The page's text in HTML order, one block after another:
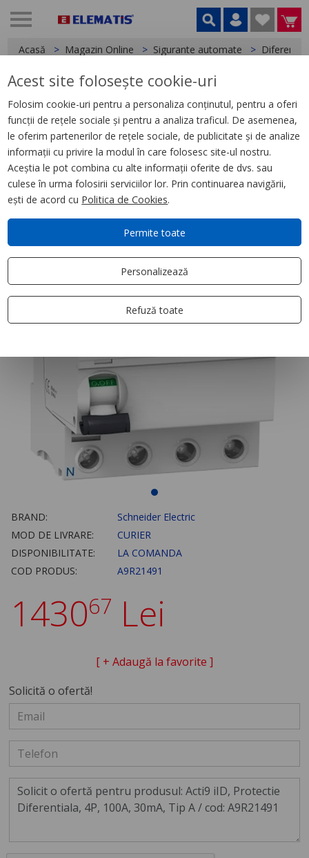
Acasă Magazin Online Sigurante automate
< Diferentiale
Acti9 iID, Protectie
Diferentiala, 4P, 100A, 30mA,
Tip A
BRAND:
Schneider Electric
MOD DE LIVRARE:
CURIER
DISPONIBILITATE:
LA COMANDA
COD PRODUS:
A9R21491
143067 Lei
[ + Adaugă la favorite ]
Solicită o ofertă!
Acest site folosește cookie-uri
Folosim cookie-uri pentru a personaliza conținutul, pentru a oferi
funcții de rețele sociale și pentru a analiza traficul. De asemenea,
le oferim partenerilor de rețele sociale, de publicitate și de analize
informații cu privire la modul în care folosesc site-ul nostru.
Aceștia le pot combina cu alte informații oferite de dvs. sau
culese în urma folosirii serviciilor lor. Prin continuarea navigării,
ești de acord cu Politica de Cookies.
Permite toate
Personalizează
Refuză toate